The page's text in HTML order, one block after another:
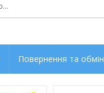
Повернення та обмін